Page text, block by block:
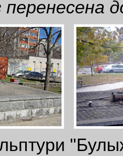
перенесена